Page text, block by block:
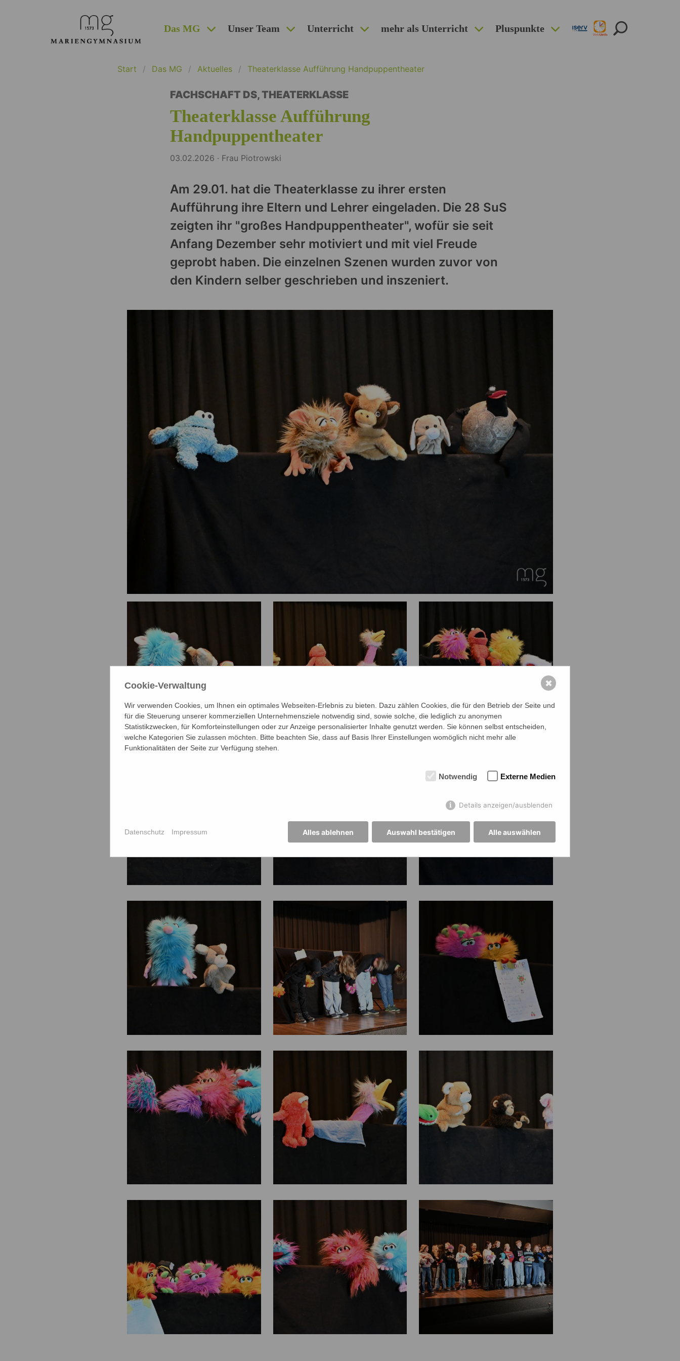
Das MG Unser Team Unterricht mehr als Unterricht Pluspunkte
Start Das MG Aktuelles Theaterklasse Aufführung Handpuppentheater
FACHSCHAFT DS,THEATERKLASSE
Theaterklasse Aufführung
Handpuppentheater
03.02.2026 · Frau Piotrowski
Am 29.01. hat die Theaterklasse zu ihrer ersten
Aufführung ihre Eltern und Lehrer eingeladen. Die 28 SuS
zeigten ihr "großes Handpuppentheater", wofür sie seit
Anfang Dezember sehr motiviert und mit viel Freude
geprobt haben. Die einzelnen Szenen wurden zuvor von
den Kindern selber geschrieben und inszeniert.
Cookie-Verwaltung
Wir verwenden Cookies, um Ihnen ein optimales Webseiten-Erlebnis zu bieten. Dazu zählen Cookies, die für den Betrieb der Seite und
für die Steuerung unserer kommerziellen Unternehmensziele notwendig sind, sowie solche, die lediglich zu anonymen
Statistikzwecken, für Komforteinstellungen oder zur Anzeige personalisierter Inhalte genutzt werden. Sie können selbst entscheiden,
welche Kategorien Sie zulassen möchten. Bitte beachten Sie, dass auf Basis Ihrer Einstellungen womöglich nicht mehr alle
Funktionalitäten der Seite zur Verfügung stehen.
Notwendig Externe Medien
Details anzeigen/ausblenden
Alles ablehnen Auswahl bestätigen Alle auswählen
Datenschutz Impressum
✖